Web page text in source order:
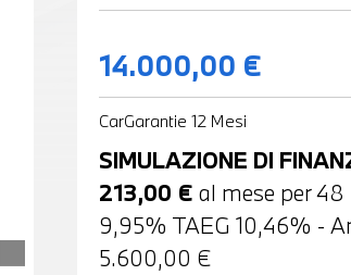
14.000,00 €
CarGarantie 12 Mesi
SIMULAZIONE DI
213,00 € al mese per48
9,95% TAEG 10,46% -
5.600,00 €